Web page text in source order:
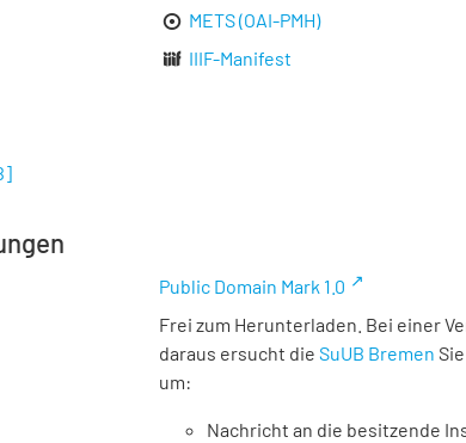
METS (OAI-PMH)
IIIF-Manifest
]
Public Domain Mark 1.0
Frei zum Herunterladen. Bei einer
daraus ersucht die SuUB Bremen
um:
Nachricht an die besitzende